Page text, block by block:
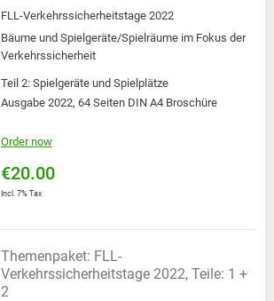
FLL-Verkehrssicherheitstage 2022
Bäume und Spielgeräte/Spielräume im Fokus der
Verkehrssicherheit
Teil 2: Spielgeräte und Spielplätze
Ausgabe 2022, 64 Seiten DIN A4 Broschüre
Order now
€20.00
Incl. 7% Tax
Themenpaket: FLL-
Verkehrssicherheitstage 2022, Teile: 1 +
2